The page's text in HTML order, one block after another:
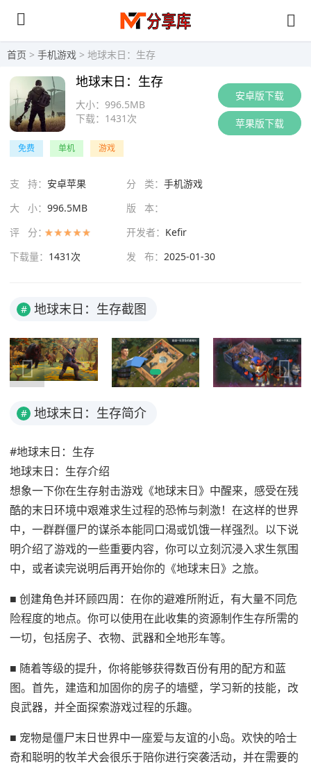
首页 > 手机游戏 > 地球末日：生存
安卓版下载
苹果版下载
大小： 996.5MB
下载： 1431次
地球末日：生存
免费 单机 游戏
支 持： 安卓苹果 分 类： 手机游戏
大 小： 996.5MB
版 本：
评 分：
开发者： Kefir
下载量： 1431次 发 布： 2025-01-30
# 地球末日：生存截图
# 地球末日：生存简介
#地球末日：生存
地球末日：生存介绍
想象一下你在生存射击游戏《地球末日》中醒来，感受在残
酷的末日环境中艰难求生过程的恐怖与刺激！在这样的世界
中，一群群僵尸的谋杀本能同口渴或饥饿一样强烈。以下说
明介绍了游戏的一些重要内容，你可以立刻沉浸入求生氛围
中，或者读完说明后再开始你的《地球末日》之旅。
■ 创建角色并环顾四周：在你的避难所附近，有大量不同危
险程度的地点。你可以使用在此收集的资源制作生存所需的
一切，包括房子、衣物、武器和全地形车等。
■ 随着等级的提升，你将能够获得数百份有用的配方和蓝
图。首先，建造和加固你的房子的墙壁，学习新的技能，改
良武器，并全面探索游戏过程的乐趣。
■ 宠物是僵尸末日世界中一座爱与友谊的小岛。欢快的哈士
奇和聪明的牧羊犬会很乐于陪你进行突袭活动，并在需要的